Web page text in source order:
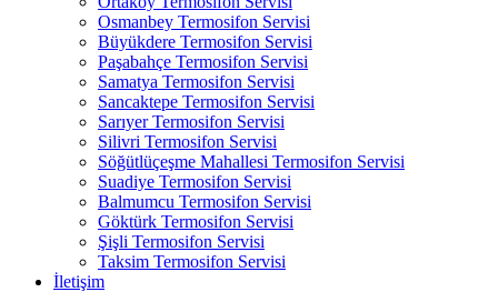
Osmanbey Termosifon Servisi
Büyükdere Termosifon Servisi
Paşabahçe Termosifon Servisi
Samatya Termosifon Servisi
Sancaktepe Termosifon Servisi
Sarıyer Termosifon Servisi
Silivri Termosifon Servisi
Söğütlüçeşme Mahallesi Termosifon Servisi
Suadiye Termosifon Servisi
Balmumcu Termosifon Servisi
Göktürk Termosifon Servisi
Şişli Termosifon Servisi
Taksim Termosifon Servisi
İletişim